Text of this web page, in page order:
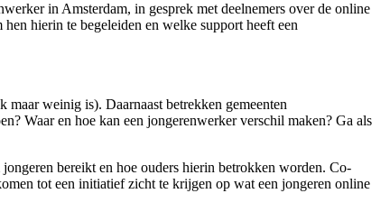
in Amsterdam, in gesprek met deelnemers over de online
hierin te begeleiden en welke support heeft een
maar weinig is). Daarnaast betrekken gemeenten
Waar en hoe kan een jongerenwerker verschil maken? Ga als
bereikt en hoe ouders hierin betrokken worden. Co-
tot een initiatief zicht te krijgen op wat een jongeren online